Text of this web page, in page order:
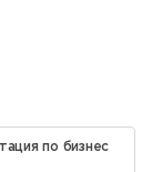
по бизнес